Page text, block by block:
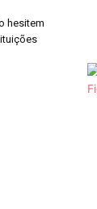
hesitem